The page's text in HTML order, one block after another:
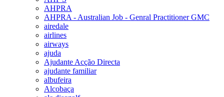
AHPRA
AHPRA - Australian Job - Genral Practitioner GMC
airedale
airlines
airways
ajuda
Ajudante Acção Directa
ajudante familiar
albufeira
Alcobaça